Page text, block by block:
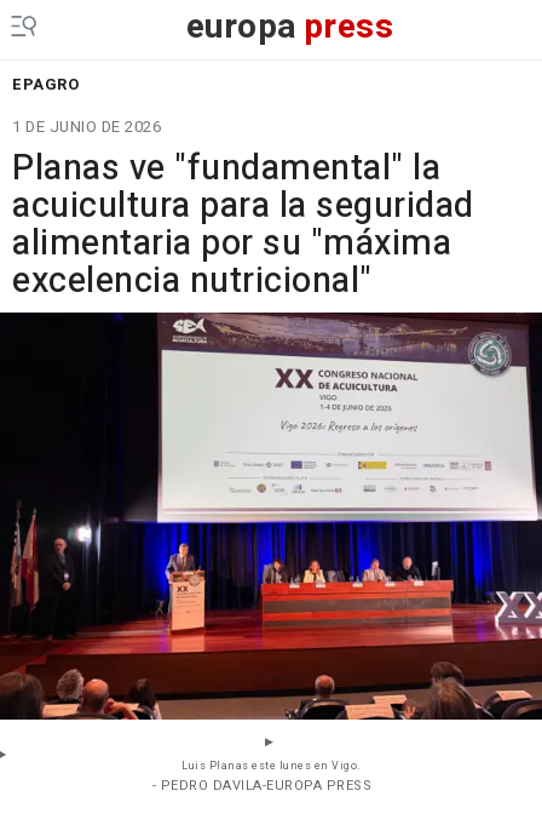
europa press
EPAGRO
1 DE JUNIO DE 2026
Planas ve "fundamental" la
acuicultura para la seguridad
alimentaria por su "máxima
excelencia nutricional"
Luis Planas este lunes en Vigo.
- PEDRO DAVILA-EUROPA PRESS